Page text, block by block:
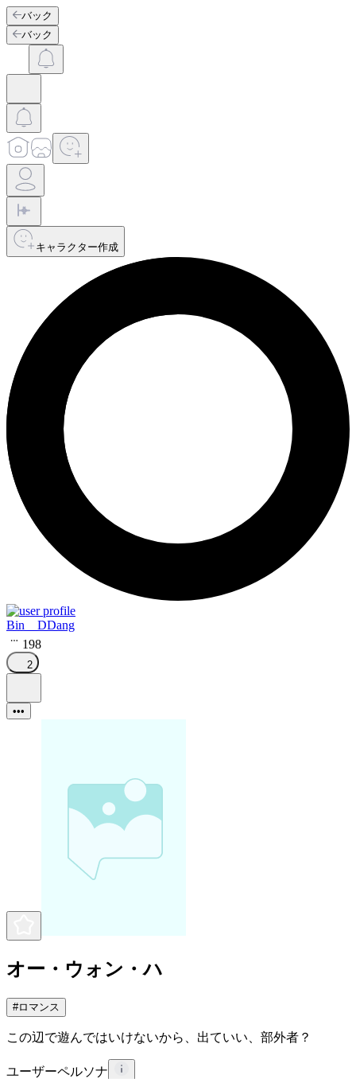
バック
バック
キャラクター作成
Bin__DDang
198
2
•••
オー・ウォン・ハ
#ロマンス
この辺で遊んではいけないから、出ていい、部外者？
ユーザーペルソナ